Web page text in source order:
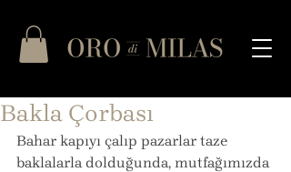
Bakla Çorbası
Bahar kapıyı çalıp pazarlar taze
baklalarla dolduğunda, mutfağımızda